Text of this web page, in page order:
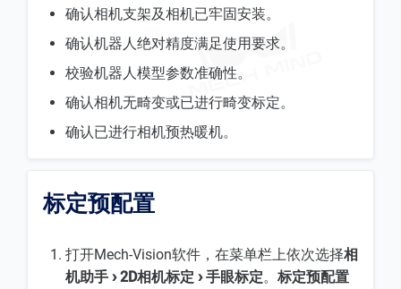
确认相机支架及相机已牢固安装。
确认机器人绝对精度满足使用要求。
校验机器人模型参数准确性。
确认相机无畸变或已进行畸变标定。
确认已进行相机预热暖机。
标定预配置
打开Mech-Vision软件，在菜单栏上依次选择相
机助手
2D相机标定 手眼标定。 标定预配置